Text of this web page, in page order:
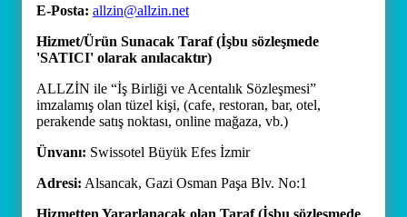
E-Posta: allzin@allzin.net
Hizmet/Ürün Sunacak Taraf (İşbu sözleşmede
'SATICI' olarak anılacaktır)
ALLZİN ile “İş Birliği ve Acentalık Sözleşmesi”
imzalamış olan tüzel kişi, (cafe, restoran, bar, otel,
perakende satış noktası, online mağaza, vb.)
Ünvanı: Swissotel Büyük Efes İzmir
Adresi: Alsancak, Gazi Osman Paşa Blv. No:1
Hizmetten Yararlanacak olan Taraf (İşbu sözleşmede